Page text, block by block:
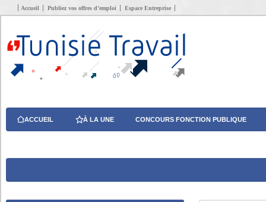
Accueil Publiez vos offres d’emploi Espace Entreprise
ACCUEIL À LA UNE CONCOURS FONCTION PUBLIQUE